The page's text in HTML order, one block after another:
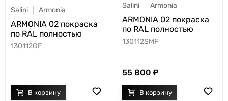
Salini Armonia
ARMONIA 02 покраска
по RAL полностью
130112GF
Salini Armonia
ARMONIA 02 покраска
по RAL полностью
130112SMF
55 800